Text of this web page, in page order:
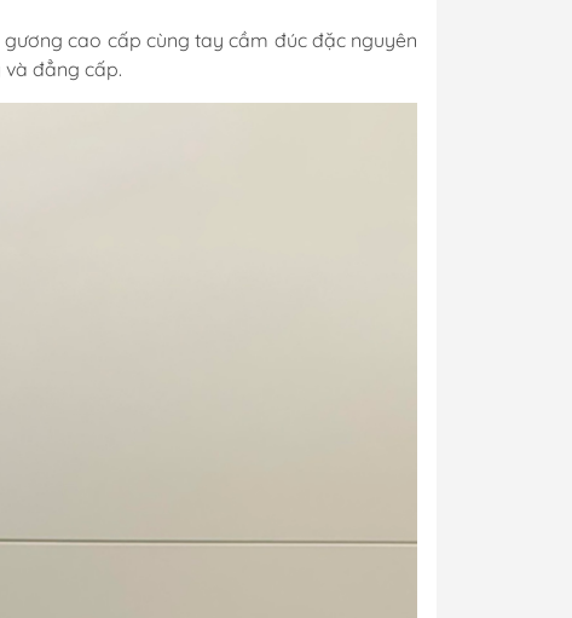
cao cấp cùng tay cầm đúc đặc nguyên
và đẳng cấp.